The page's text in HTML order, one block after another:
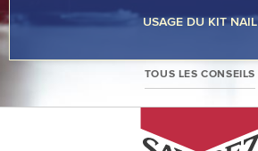
USAGE DU KIT NAIL
TOUS LES CONSEILS